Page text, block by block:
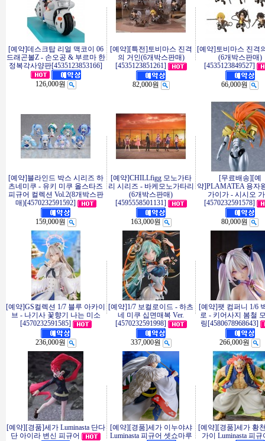
[예약]데스크탑 리얼 맥코이 06
드래곤볼Z - 손오공 & 부르마 한
정복각사양판[4535123853166]
126,000원
[예약][특전]토비마스 진격
의 거인(6개박스판매)
[4535123851261]
82,000원
[예약]토비마스 진격
(6개박스판매)
[4535123849527]
66,000원
[예약]블라인드 박스 시리즈 하
츠네미쿠 - 유키 미쿠 올스타즈
피규어 컬렉션 Vol.2(8개박스판
매)[4570232591592]
159,000원
[예약]CHILLfigg 모노가타
리 시리즈 - 바케모노가타리
(6개박스판매)
[4595558501131]
163,000원
[무료배송][예
약]PLAMATEA 용자
가이가 - 시시오
[4570232591578]
80,000원
[예약]GS컬렉션 1/7 블루 아카이
브 - 나기사 꽃향기 나는 미소
[4570232591585]
236,000원
[예약]1/7 보컬로이드 - 하츠
네 미쿠 십면매복 Ver.
[4570232591998]
337,000원
[예약]팻 컴퍼니 1/6
로 - 키어사지 봄철
링[4580678968643]
266,000원
[예약][경품]세가 Luminasta 단다
단 아이라 변신 피규어
[예약][경품]세가 이누야샤
Luminasta 피규어 셋쇼마루
[예약][경품]세가 황
가이 Luminasta 피규